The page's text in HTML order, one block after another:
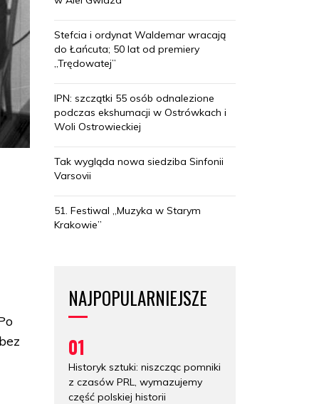
Stefcia i ordynat Waldemar wracają
do Łańcuta; 50 lat od premiery
„Trędowatej”
IPN: szczątki 55 osób odnalezione
podczas ekshumacji w Ostrówkach i
Woli Ostrowieckiej
Tak wygląda nowa siedziba Sinfonii
Varsovii
51. Festiwal „Muzyka w Starym
Krakowie”
NAJPOPULARNIEJSZE
01
Historyk sztuki: niszcząc pomniki
z czasów PRL, wymazujemy
część polskiej historii